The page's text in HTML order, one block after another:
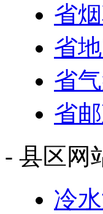
省
省
省
省
- 县区网
冷